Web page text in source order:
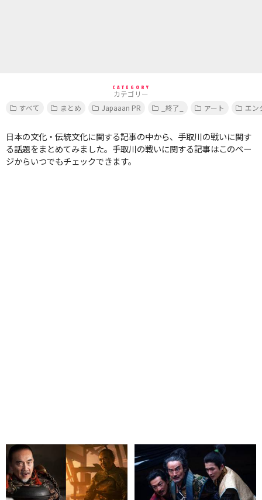
CATEGORY
カテゴリー
すべて
まとめ Japaaan PR _終了_ アート エン
日本の文化・伝統文化に関する記事の中から、手取川の戦いに関す
る話題をまとめてみました。手取川の戦いに関する記事はこのペー
ジからいつでもチェックできます。